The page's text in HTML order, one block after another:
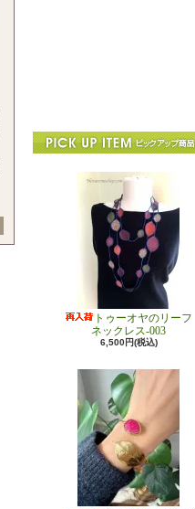
トゥーオヤのリーフ
ネックレス-003
6,500円(税込)